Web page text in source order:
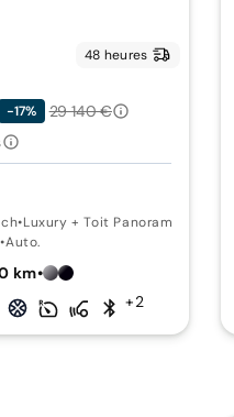
48 heures
ch•Luxury + Toit Panoramique
•Auto.
km•
+2
-17%
29 140 €